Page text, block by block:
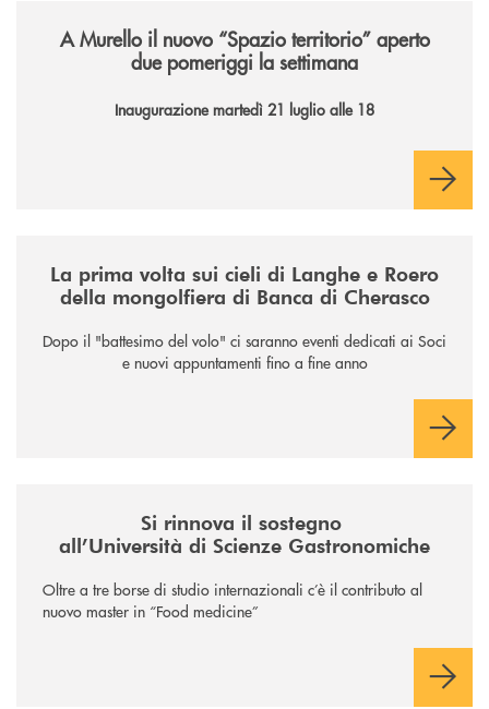
A Murello il nuovo “Spazio territorio” aperto
due pomeriggi la settimana
Inaugurazione martedì 21 luglio alle 18
La prima volta sui cieli di Langhe e Roero
della mongolfiera di Banca di Cherasco
Dopo il "battesimo del volo" ci saranno eventi dedicati ai Soci
e nuovi appuntamenti fino a fine anno
Si rinnova il sostegno
all’Università di Scienze Gastronomiche
Oltre a tre borse di studio internazionali c’è il contributo al
nuovo master in “Food medicine”